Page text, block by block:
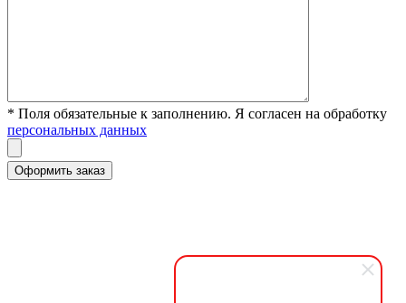
* Поля обязательные к заполнению. Я согласен на обработку
персональных данных